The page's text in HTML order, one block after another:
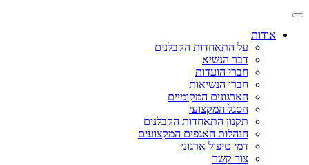
אודות
על התאחדות הקבלנים
דבר הנשיא
חברי הועדות
חברי הנשיאות
הארגונים המקומיים
הסגל המקצועי
תקנון התאחדות הקבלנים
הנהלות האגפים המקצועים
דמי טיפול ארגוני
צור קשר